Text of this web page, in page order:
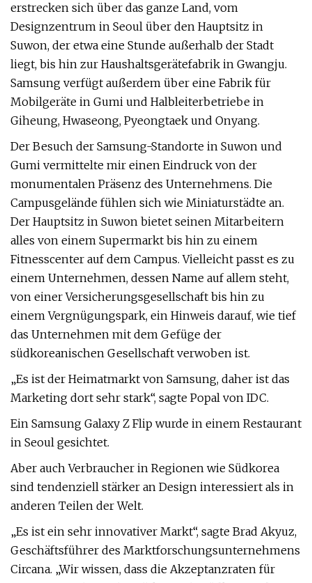
erstrecken sich über das ganze Land, vom
Designzentrum in Seoul über den Hauptsitz in
Suwon, der etwa eine Stunde außerhalb der Stadt
liegt, bis hin zur Haushaltsgerätefabrik in Gwangju.
Samsung verfügt außerdem über eine Fabrik für
Mobilgeräte in Gumi und Halbleiterbetriebe in
Giheung, Hwaseong, Pyeongtaek und Onyang.
Der Besuch der Samsung-Standorte in Suwon und
Gumi vermittelte mir einen Eindruck von der
monumentalen Präsenz des Unternehmens. Die
Campusgelände fühlen sich wie Miniaturstädte an.
Der Hauptsitz in Suwon bietet seinen Mitarbeitern
alles von einem Supermarkt bis hin zu einem
Fitnesscenter auf dem Campus. Vielleicht passt es zu
einem Unternehmen, dessen Name auf allem steht,
von einer Versicherungsgesellschaft bis hin zu
einem Vergnügungspark, ein Hinweis darauf, wie tief
das Unternehmen mit dem Gefüge der
südkoreanischen Gesellschaft verwoben ist.
„Es ist der Heimatmarkt von Samsung, daher ist das
Marketing dort sehr stark“, sagte Popal von IDC.
Ein Samsung Galaxy Z Flip wurde in einem Restaurant
in Seoul gesichtet.
Aber auch Verbraucher in Regionen wie Südkorea
sind tendenziell stärker an Design interessiert als in
anderen Teilen der Welt.
„Es ist ein sehr innovativer Markt“, sagte Brad Akyuz,
Geschäftsführer des Marktforschungsunternehmens
Circana. „Wir wissen, dass die Akzeptanzraten für